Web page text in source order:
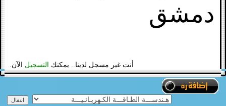
دمشق
أنت غير مسجل لدينا.. يمكنك التسجيل الآن.